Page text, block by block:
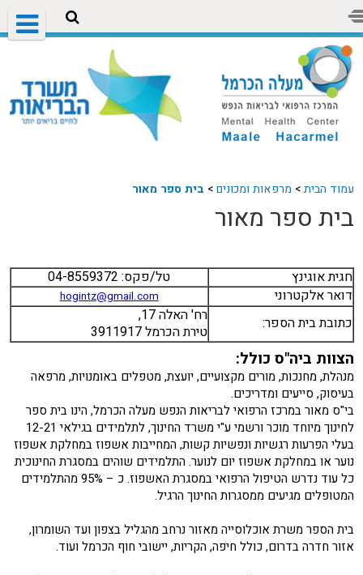
עמוד הבית> מרפאות ומכונים> בית ספר מאור
בית ספר מאור
חגית אוגינץ
טל/פקס: 04-8559372
דואר אלקטרוני
hogintz@gmail.com
כתובת בית הספר:
רח' האלה 17,
טירת הכרמל 3911917
הצוות ביה"ס כולל:
מנהלת, מחנכות, מורים מקצועיים, יועצת, מטפלים באומנויות, מרפאה
בעיסוק, סייעים ומדריכים.
בי"ס מאור במרכז הרפואי לבריאות הנפש מעלה הכרמל, הינו בית ספר
לחינוך מיוחד מוכר ורשמי ע"י משרד החינוך, לתלמידים בגילאי 12-21
בעלי הפרעות רגשיות ונפשיות קשות, המחייבות אשפוז במחלקת אשפוז
נוער או במחלקת אשפוז יום לנוער. התלמידים שוהים במסגרת החינוכית
כל עוד נדרש הטיפול הרפואי במסגרת האשפוז. כ – 95% מהתלמידים
המטופלים מגיעים ממסגרות החינוך הרגיל.
בית הספר משרת אוכלוסייה מאזור נרחב מהגליל בצפון ועד השומרון,
אזור חדרה בדרום, כולל חיפה, הקריות, יישובי חוף הכרמל ועוד.